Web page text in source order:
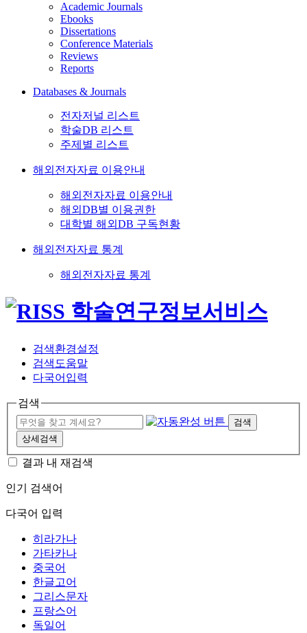
Academic Journals
Ebooks
Dissertations
Conference Materials
Reviews
Reports
Databases & Journals
전자저널 리스트
학술DB 리스트
주제별 리스트
해외전자자료 이용안내
해외전자자료 이용안내
해외DB별 이용권한
대학별 해외DB 구독현황
해외전자자료 통계
해외전자자료 통계
검색환경설정
검색도움말
다국어입력
검색
검색
상세검색
결과 내 재검색
인기 검색어
다국어 입력
히라가나
가타카나
중국어
한글고어
그리스문자
프랑스어
독일어